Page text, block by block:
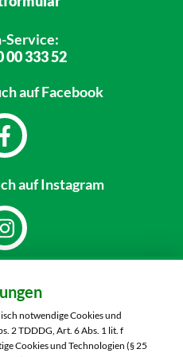
Service:
00 333 52
auf Facebook
auf Instagram
Döbeln
Straße 2
Döbeln
notwendige Cookies und
2 TDDDG, Art. 6 Abs. 1 lit. f
Cookies und Technologien (§ 25